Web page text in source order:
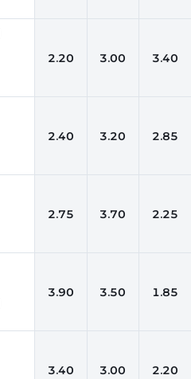
2.20 3.00 3.40
2.40 3.20 2.85
2.75 3.70 2.25
3.90 3.50 1.85
3.40 3.00 2.20